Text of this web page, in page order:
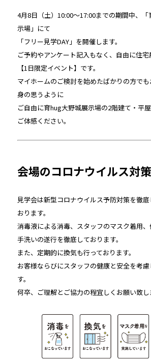
4月8日（土）10:00〜17:00までの期間中、
示場」にて
「フリー見学DAY」を開催します。
ご予約やアンケート記入もなく、自由に住
【1日限定イベント】です。
マイホームのご検討を始めたばかりの方で
身の思うように
ご自由に育hug大野城展示場の2階建て・平
ご体感ください。
会場のコロナウイルス対
見学会は新型コロナウイルス予防対策を徹
おります。
消毒液による消毒、スタッフのマスク着用、
手洗いの遂行を徹底しております。
また、定期的に換気も行っております。
お客様ならびにスタッフの健康と安全を考
す。
何卒、ご理解とご協力の程宜しくお願い致し